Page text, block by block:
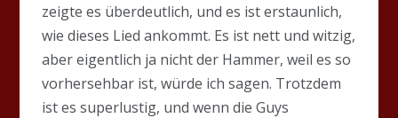
zeigte es überdeutlich, und es ist erstaunlich,
wie dieses Lied ankommt. Es ist nett und witzig,
aber eigentlich ja nicht der Hammer, weil es so
vorhersehbar ist, würde ich sagen. Trotzdem
ist es superlustig, und wenn die Guys